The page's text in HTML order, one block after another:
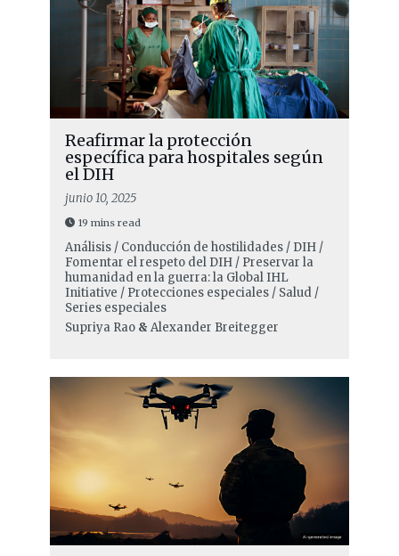
Reafirmar la protección
específica para hospitales según
el DIH
junio 10, 2025
19 mins read
Análisis / Conducción de hostilidades / DIH /
Fomentar el respeto del DIH / Preservar la
humanidad en la guerra: la Global IHL
Initiative / Protecciones especiales / Salud /
Series especiales
Supriya Rao& Alexander Breitegger